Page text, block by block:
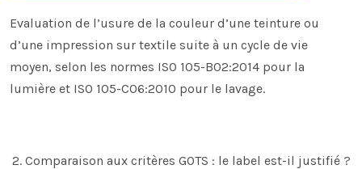
Evaluation de l’usure de la couleur d’une teinture ou
d’une impression sur textile suite à un cycle de vie
moyen, selon les normes ISO 105-B02:2014 pour la
lumière et ISO 105-C06:2010 pour le lavage.
2. Comparaison aux critères GOTS : le label est-il justifié ?